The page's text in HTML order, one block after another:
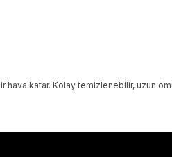
hava katar. Kolay temizlenebilir, uzun